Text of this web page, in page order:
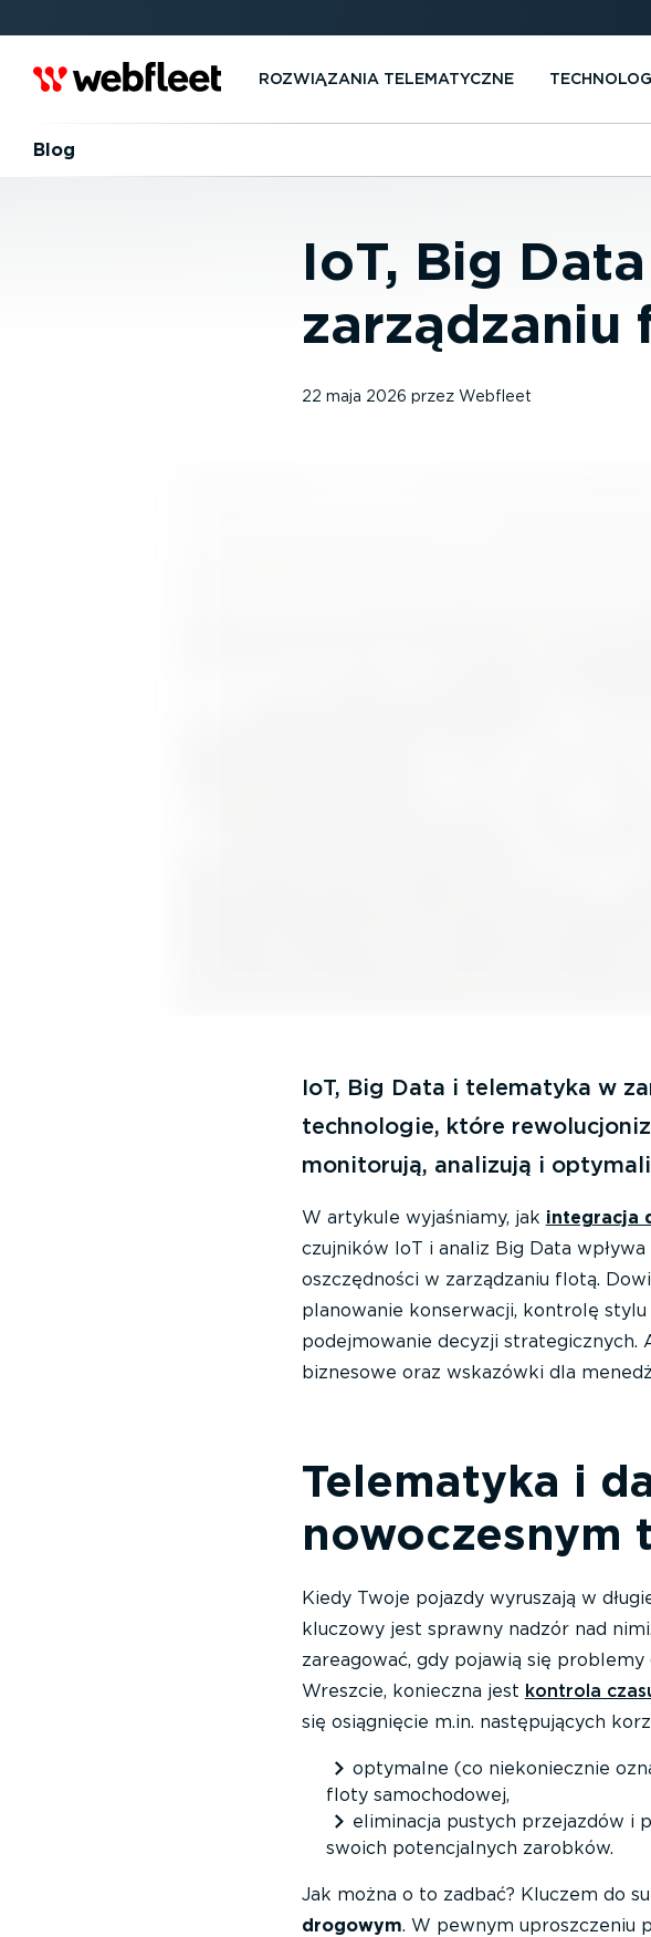
ROZWIĄZANIA TELEMA­TYCZNE
Blog
IoT, Big
22 maja 2026 przez Webfleet
IoT, Big Data i telematyka w
technologie, które
monitorują, analizują i
W artykule wyjaśniamy, jak integracja
czujników IoT i analiz Big Data
oszczędności w zarządzaniu flotą.
planowanie konserwacji, kontrolę
podejmowanie decyzji strategicznych.
biznesowe oraz wskazówki dla
Telematyka i
nowoczesnym
Kiedy Twoje pojazdy wyruszają w
kluczowy jest sprawny nadzór nad
zareagować, gdy pojawią się
Wreszcie, konieczna jest kontrola
się osiągnięcie m.in. następujących
optymalne (co niekoniecznie
floty samochodowej,
eliminacja pustych przejazdów i
swoich potencjalnych zarobków.
Jak można o to zadbać? Kluczem do
drogowym. W pewnym uproszczeniu